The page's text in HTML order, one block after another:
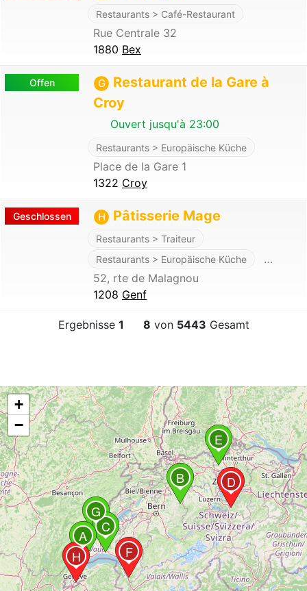
Restaurants > Café-Restaurant
Rue Centrale 32
1880 Bex
Offen G
Restaurant de la Gare à
Croy
Ouvert jusqu'à 23:00
Restaurants > Europäische Küche
Place de la Gare 1
1322 Croy
Geschlossen H Pâtisserie Mage
Restaurants > Traiteur
Restaurants > Europäische Küche
…
52, rte de Malagnou
1208 Genf
Ergebnisse 1 8 von 5443 Gesamt
A
B
C
D
E
F
G
H
+
−